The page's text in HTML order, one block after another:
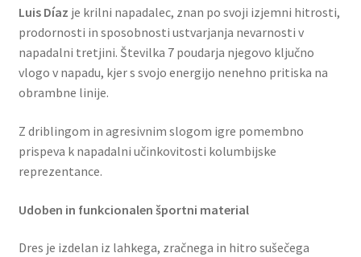
Luis Díaz je krilni napadalec, znan po svoji izjemni hitrosti,
prodornosti in sposobnosti ustvarjanja nevarnosti v
napadalni tretjini. Številka 7 poudarja njegovo ključno
vlogo v napadu, kjer s svojo energijo nenehno pritiska na
obrambne linije.
Z driblingom in agresivnim slogom igre pomembno
prispeva k napadalni učinkovitosti kolumbijske
reprezentance.
Udoben in funkcionalen športni material
Dres je izdelan iz lahkega, zračnega in hitro sušečega